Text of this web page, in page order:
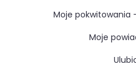
moje
moje